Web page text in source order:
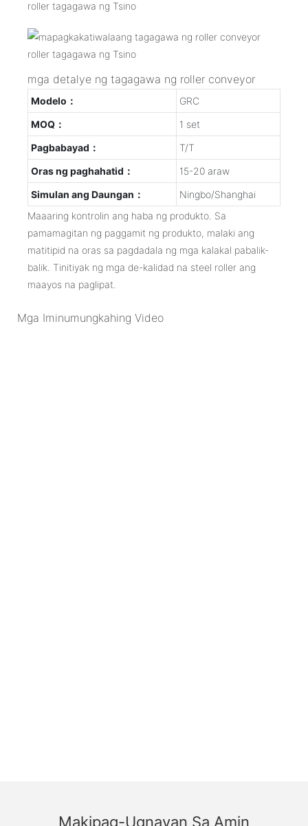
mga detalye ng tagagawa ng roller conveyor
Modelo：
GRC
MOQ：
1 set
Pagbabayad：
T/T
Oras ng paghahatid：
15-20 araw
Simulan ang Daungan：
Ningbo/Shanghai
Maaaring kontrolin ang haba ng produkto. Sa
pamamagitan ng paggamit ng produkto, malaki ang
matitipid na oras sa pagdadala ng mga kalakal pabalik-
balik. Tinitiyak ng mga de-kalidad na steel roller ang
maayos na paglipat.
Mga Iminumungkahing Video
Makipag-Ugnayan Sa Amin